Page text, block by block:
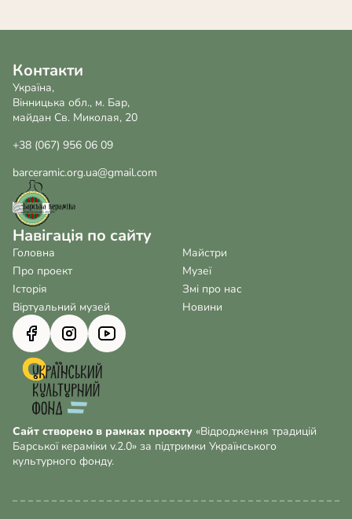
Контакти
Україна,
Вінницька обл., м. Бар,
майдан Св. Миколая, 20
+38 (067) 956 06 09
barceramic.org.ua@gmail.com
Навігація по сайту
Головна
Про проект
Історія
Віртуальний музей
Майстри
Музеї
Змі про нас
Новини
Сайт створено в рамках проєкту «Відродження традицій
Барської кераміки v.2.0» за підтримки Українського
культурного фонду.